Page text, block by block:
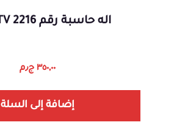
اله حاسبة رقم 2216 CITIZETV
٣٥٠,٠٠ ج٫م
إضافة إلى السلة